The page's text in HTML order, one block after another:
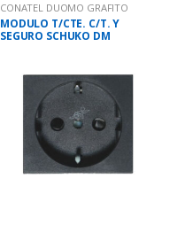
CONATEL DUOMO GRAFITO
MODULO T/CTE. C/T. Y
SEGURO SCHUKO DM